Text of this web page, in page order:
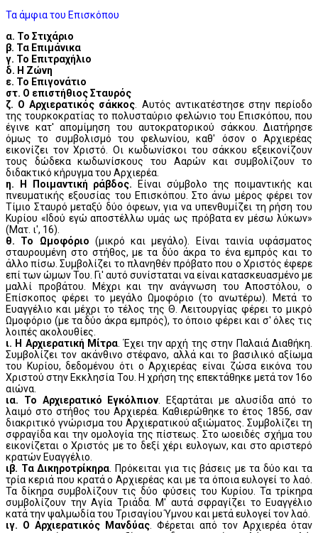
Τα άμφια του Επισκόπου
α. Το Στιχάριο
β. Τα Επιμάνικα
γ. Το Επιτραχήλιο
δ. Η Ζώνη
ε. Το Επιγονάτιο
στ. Ο επιστήθιος Σταυρός
ζ. Ο Αρχιερατικός σάκκος . Αυτός αντικατέστησε στην περίοδο
της τουρκοκρατίας το πολυσταύριο φελώνιο του Επισκόπου, που
έγινε κατ' απομίμηση του αυτοκρατορικού σάκκου. Διατήρησε
όμως το συμβολισμό του φελωνίου, καθ' όσον ο Αρχιερέας
εικονίζει τον Χριστό. Οι κωδωνίσκοι του σάκκου εξεικονίζουν
τους δώδεκα κωδωνίσκους του Ααρών και συμβολίζουν το
διδακτικό κήρυγμα του Αρχιερέα.
η. Η Ποιμαντική ράβδος. Είναι σύμβολο της ποιμαντικής και
πνευματικής εξουσίας του Επισκόπου. Στο άνω μέρος φέρει τον
Τίμιο Σταυρό μεταξύ δύο όφεων, για να υπενθυμίζει τη ρήση του
Κυρίου «Ιδού εγώ αποστέλλω υμάς ως πρόβατα εν μέσω λύκων»
(Ματ. ι', 16).
θ. Το Ωμοφόριο (μικρό και μεγάλο). Είναι ταινία υφάσματος
σταυρουμένη στο στήθος, με τα δύο άκρα το ένα εμπρός και το
άλλο πίσω. Συμβολίζει το πλανηθέν πρόβατο που ο Χριστός έφερε
επί των ώμων Του. Γι' αυτό συνίσταται να είναι κατασκευασμένο με
μαλλί προβάτου. Μέχρι και την ανάγνωση του Αποστόλου, ο
Επίσκοπος φέρει το μεγάλο Ωμοφόριο (το ανωτέρω). Μετά το
Ευαγγέλιο και μέχρι το τέλος της Θ. Λειτουργίας φέρει το μικρό
Ωμοφόριο (με τα δύο άκρα εμπρός), το όποιο φέρει και σ' όλες τις
λοιπές ακολουθίες.
ι. Η Αρχιερατική Μίτρα . Έχει την αρχή της στην Παλαιά Διαθήκη.
Συμβολίζει τον ακάνθινο στέφανο, αλλά και το βασιλικό αξίωμα
του Κυρίου, δεδομένου ότι ο Αρχιερέας είναι ζώσα εικόνα του
Χριστού στην Εκκλησία Του. Η χρήση της επεκτάθηκε μετά τον 16ο
αιώνα.
ια. Το Αρχιερατικό Εγκόλπιον . Εξαρτάται με αλυσίδα από το
λαιμό στο στήθος του Αρχιερέα. Καθιερώθηκε το έτος 1856, σαν
διακριτικό γνώρισμα του Αρχιερατικού αξιώματος. Συμβολίζει τη
σφραγίδα και την ομολογία της πίστεως. Στο ωοειδές σχήμα του
εικονίζεται ο Χριστός με το δεξί χέρι ευλογων, και στο αριστερό
κρατών Ευαγγέλιο.
ιβ. Τα Δικηροτρίκηρα . Πρόκειται για τις βάσεις με τα δύο και τα
τρία κεριά που κρατά ο Αρχιερέας και με τα όποια ευλογεί το λαό.
Τα δίκηρα συμβολίζουν τις δύο φύσεις του Κυρίου. Τα τρίκηρα
συμβολίζουν την Αγία Τριάδα. Μ' αυτά σφραγίζει το Ευαγγέλιο
κατά την ψαλμωδία του Τρισαγίου Ύμνου και μετά ευλογεί τον λαό.
ιγ. Ο Αρχιερατικός Μανδύας . Φέρεται από τον Αρχιερέα όταν